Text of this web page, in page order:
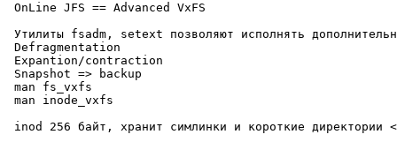
OnLine JFS == Advanced VxFS
Утилиты fsadm, setext позволяют исполнять
Defragmentation
Expantion/contraction
Snapshot => backup
man fs_vxfs
man inode_vxfs
inod 256 байт, хранит симлинки и короткие директории